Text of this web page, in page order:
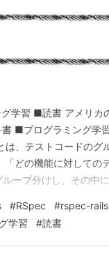
学習 ■読書 アメリカ
書 ■プログラミング学
は、テストコードのグ
「どの機能に対しての
ープ分けし、その中
ドを記述することで、
。 describe 'テスト内
トコードを記述 end
#RSpec #rspec-rails
学習 #読書